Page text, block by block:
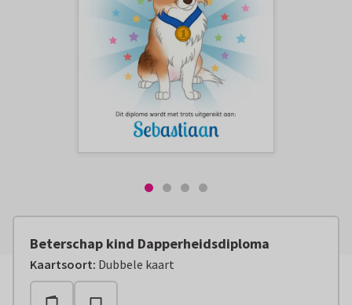
Beterschap kind Dapperheidsdiploma
Kaartsoort: Dubbele kaart
Vanaf: € 2,99 excl. verzendkosten